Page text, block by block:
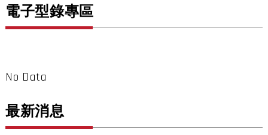
電子型錄專區
No Data
最新消息